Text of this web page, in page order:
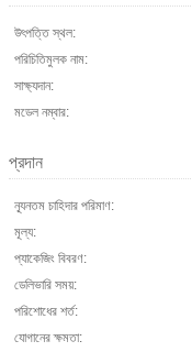
উৎপত্তি স্থল:
পরিচিতিমুলক নাম:
সাক্ষ্যদান:
মডেল নম্বার:
প্রদান
ন্যূনতম চাহিদার পরিমাণ:
মূল্য:
প্যাকেজিং বিবরণ:
ডেলিভারি সময়:
পরিশোধের শর্ত:
যোগানের ক্ষমতা: